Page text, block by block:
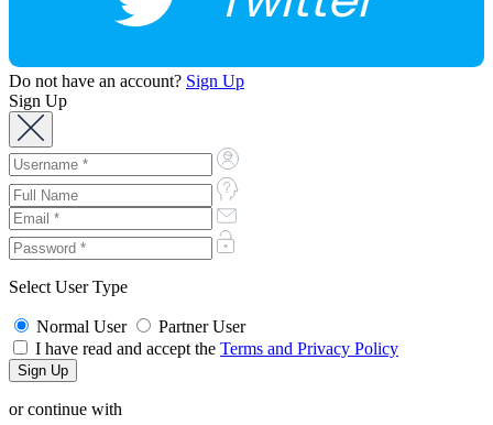
Do not have an account? Sign Up
Sign Up
Select User Type
Normal User
Partner User
I have read and accept the Terms and Privacy Policy
or continue with